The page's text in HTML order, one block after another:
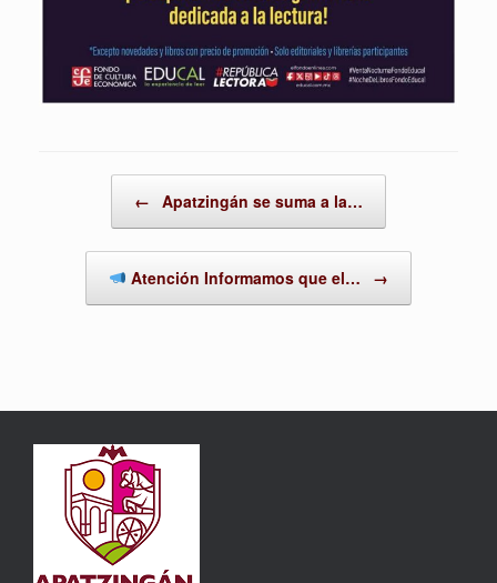
← Apatzingán se suma a la…
Atención Informamos que el… →